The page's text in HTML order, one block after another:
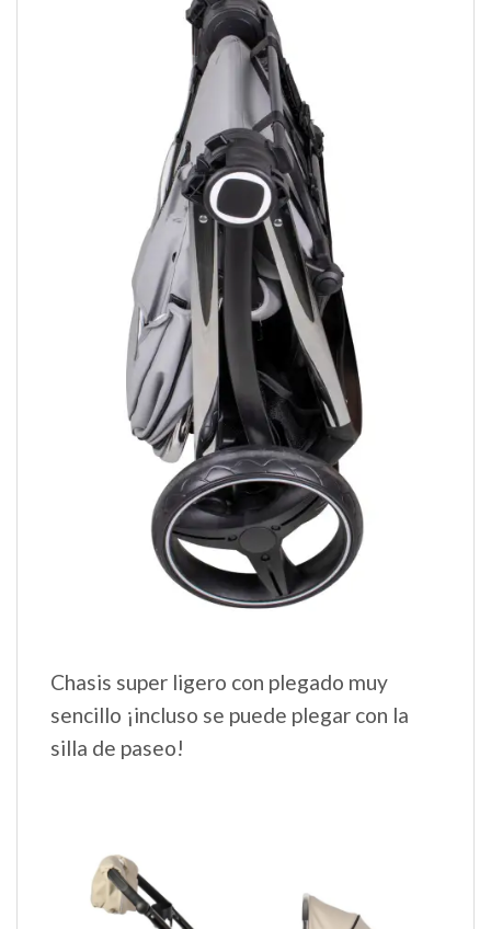
Chasis super ligero con plegado muy
sencillo ¡incluso se puede plegar con la
silla de paseo!